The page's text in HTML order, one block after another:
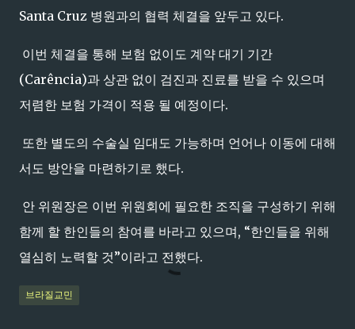
Santa Cruz 병원과의 협력 체결을 앞두고 있다.
이번 체결을 통해 보험 없이도 계약 대기 기간
(Carência)과 상관 없이 검진과 진료를 받을 수 있으며
저렴한 보험 가격이 적용 될 예정이다.
또한 별도의 수술실 임대도 가능하며 언어나 이동에 대해
서도 방안을 마련하기로 했다.
안 위원장은 이번 위원회에 필요한 조직을 구성하기 위해
함께 할 한인들의 참여를 바라고 있으며, “한인들을 위해
열심히 노력할 것”이라고 전했다.
브라질교민